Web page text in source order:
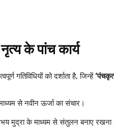
के पांच कार्य
गतिविधियों को दर्शाता है, जिन्हें‘
से नवीन ऊर्जा का संचार।
मुद्रा के माध्यम से संतुलन बनाए